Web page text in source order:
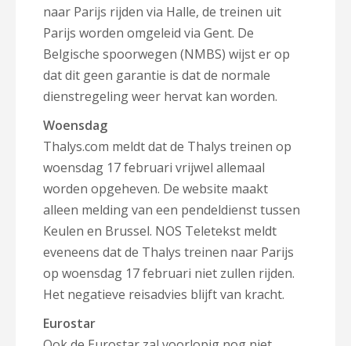
naar Parijs rijden via Halle, de treinen uit
Parijs worden omgeleid via Gent. De
Belgische spoorwegen (NMBS) wijst er op
dat dit geen garantie is dat de normale
dienstregeling weer hervat kan worden.
Woensdag
Thalys.com meldt dat de Thalys treinen op
woensdag 17 februari vrijwel allemaal
worden opgeheven. De website maakt
alleen melding van een pendeldienst tussen
Keulen en Brussel. NOS Teletekst meldt
eveneens dat de Thalys treinen naar Parijs
op woensdag 17 februari niet zullen rijden.
Het negatieve reisadvies blijft van kracht.
Eurostar